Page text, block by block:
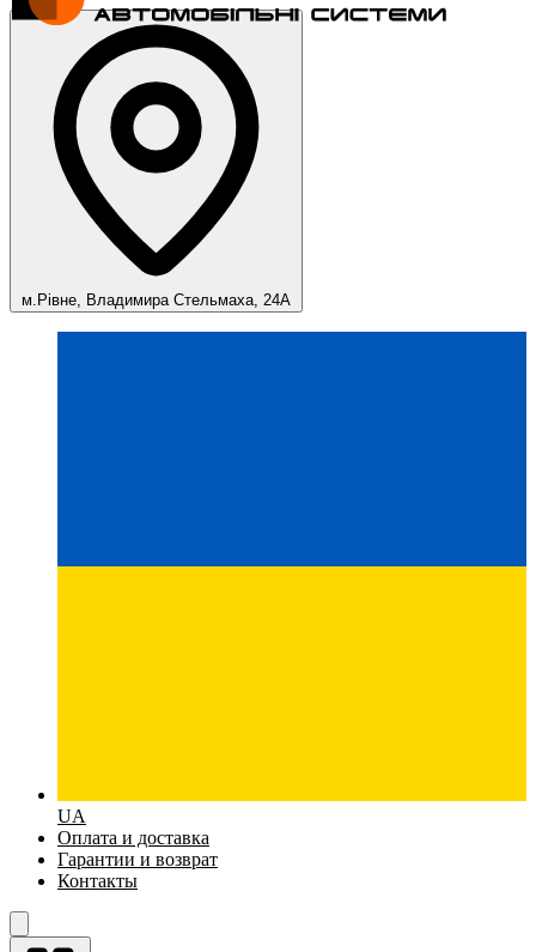
м.Рівне, Владимира Стельмаха, 24А
UA
Оплата и доставка
Гарантии и возврат
Контакты